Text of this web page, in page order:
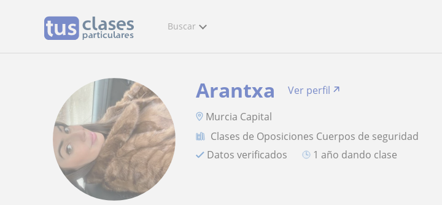
Buscar
Arantxa
Ver perfil
Murcia Capital
Clases de Oposiciones Cuerpos de seguridad
Datos verificados
1 año dando clase